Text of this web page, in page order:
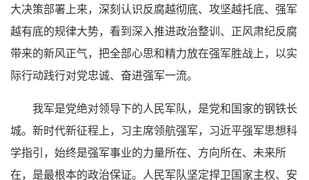
大决策部署上来，深刻认识反腐越彻底、攻坚越托底、强军
越有底的规律大势，看到深入推进政治整训、正风肃纪反腐
带来的新风正气，把全部心思和精力放在强军胜战上，以实
际行动践行对党忠诚、奋进强军一流。
我军是党绝对领导下的人民军队，是党和国家的钢铁长
城。新时代新征程上，习主席领航强军，习近平强军思想科
学指引，始终是强军事业的力量所在、方向所在、未来所
在，是最根本的政治保证。人民军队坚定捍卫国家主权、安